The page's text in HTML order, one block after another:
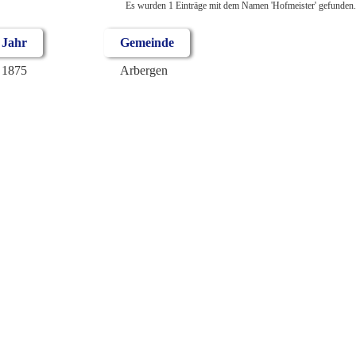
Es wurden 1 Einträge mit dem Namen 'Hofmeister' gefunden.
Jahr Gemeinde
1875 Arbergen